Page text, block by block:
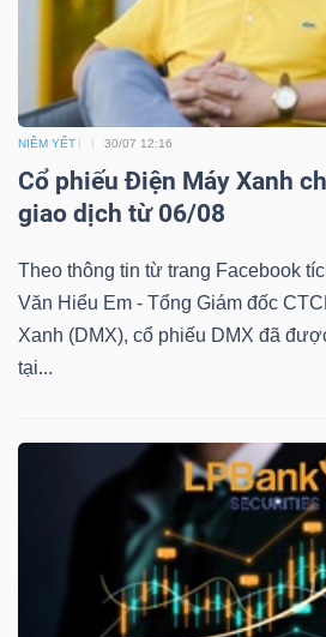
NIÊM YẾT 30/07 12:16
Cổ phiếu Điện Máy Xanh
giao dịch từ 06/08
Theo thông tin từ trang Facebook
Văn Hiểu Em - Tổng Giám đốc
Xanh (DMX), cổ phiếu DMX đã
tại...
CHĂM
SÓC
KHỎE
TÀI
CHÍNH
THÔNG